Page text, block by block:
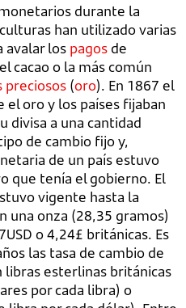
durante la
han utilizado varias
avalar los pagos de
cacao o la más común
preciosos (oro). En 1867 el
oro y los países fijaban
divisa a una cantidad
de cambio fijo y,
de un país estuvo
que tenía el gobierno. El
vigente hasta la
una onza (28,35 gramos)
o 4,24£ británicas. Es
las tasa de cambio de
esterlinas británicas
por cada libra) o